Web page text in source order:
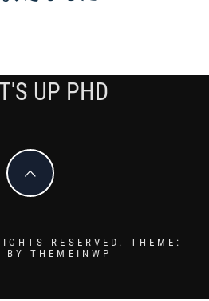
UP PHD
RESERVED. THEME:
BYTHEMEINWP